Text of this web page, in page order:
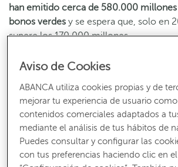
han emitido cerca de 580.000
bonos verdes y se espera que, solo en
supere los 170.000 millones.
Pero… ¿qué son los bonos
Los bonos verdes soncualquier tipo de
fondos se utilizan para financiar, en
proyectos amigables con el medio
nuevos o existentes. Además, deben de
con losGreen Bond Principles (GBP),
Aviso de Cookies
ABANCA utiliza cookies propias y de
mejorar tu experiencia de usuario
contenidos comerciales adaptados a
mediante el análisis de tus hábitos de
Puedes consultar y configurar las
con tus preferencias haciendo clic en